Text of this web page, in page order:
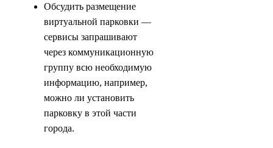
Обсудить размещение
виртуальной парковки —
сервисы запрашивают
через коммуникационную
группу всю необходимую
информацию, например,
можно ли установить
парковку в этой части
города.